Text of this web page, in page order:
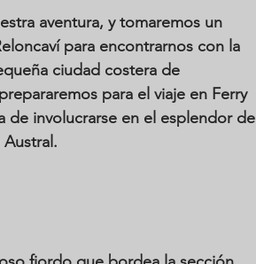
aventura, y tomaremos un
para encontrarnos con la
ciudad costera de
para el viaje en Ferry
de involucrarse en el esplendor de
Austral.